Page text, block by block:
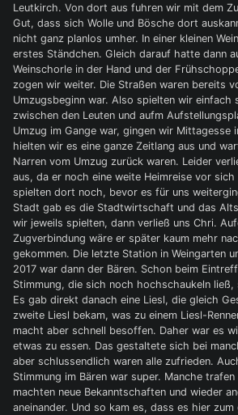
Leutkirch. Von dort aus fuhren wir mit dem
Gut, dass sich Wolle und Bösche dort
nicht ganz planlos umher. In einer kleinen
erstes Ständchen. Gleich darauf hatte dann
Weinschorle in der Hand und der
zogen wir weiter. Die Straßen waren bereits
Umzugsbeginn war. Also spielten wir einfach
zwischen den Leuten und aufm
Umzug im Gange war, gingen wir Mittagesse
hielten wir es eine ganze Zeitlang aus und
Narren vom Umzug zurück waren. Leider
aus, da er noch eine weite Heimreise vor
spielten dort noch, bevor es für uns
Stadt gab es die Stadtwirtschaft und das
wir jeweils spielten, dann verließ uns Chri.
Zugverbindung wäre er später kaum mehr
gekommen. Die letzte Station in Weingarten
2017 war dann der Bären. Schon beim
Stimmung, die sich noch hochschaukeln ließ,
Es gab direkt danach eine Liesl, die gleich
zweite Liesl bekam, was zu einem Liesl-
macht aber schnell besoffen. Daher war es
etwas zu essen. Das gestaltete sich bei
aber schlussendlich waren alle zufrieden.
Stimmung im Bären war super. Manche
machten neue Bekanntschaften und wieder
aneinander. Und so kam es, dass es hier